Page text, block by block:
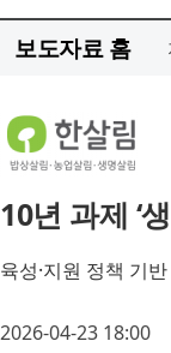
보도자료 홈
10년 과제 ‘
육성·지원 정책 기
2026-04-23 18:00